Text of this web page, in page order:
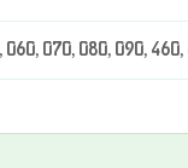
060, 070, 080, 090, 460,